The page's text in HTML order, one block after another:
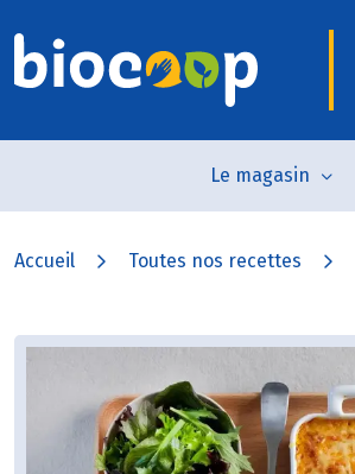
Le magasin
Accueil Toutes nos recettes